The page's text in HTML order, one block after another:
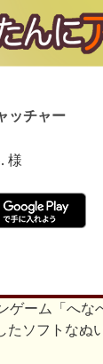
ッチャー
様
ゲーム「へな
たソフトな